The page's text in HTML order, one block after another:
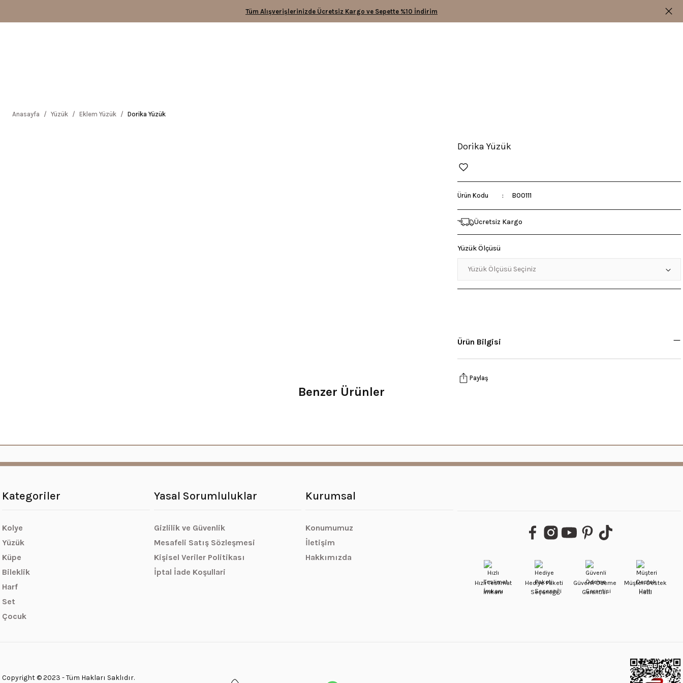
Tüm Alışverişlerinizde Ücretsiz Kargo ve Sepette %10 İndirim
Anasayfa Yüzük Eklem Yüzük Dorika Yüzük
Dorika Yüzük
Ürün Kodu B00111
Ücretsiz Kargo
Yüzük Ölçüsü
Ürün Bilgisi
Paylaş
Benzer Ürünler
Kategoriler
Kolye
Yüzük
Küpe
Bileklik
Harf
Set
Çocuk
Yasal Sorumluluklar
Gizlilik ve Güvenlik
Mesafeli Satış Sözleşmesi
Kişisel Veriler Politikası
İptal İade Koşullari
Kurumsal
Konumumuz
İletişim
Hakkımızda
Hızlı Teslimat
İmkanı
Hediye Paketi
Seçeneği
Güvenli Ödeme
Garantisi
Müşteri Destek
Hattı
Copyright © 2023 - Tüm Hakları Saklıdır.